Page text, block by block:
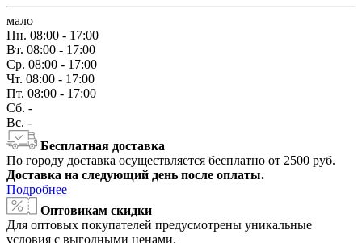
мало
Пн. 08:00 - 17:00
Вт. 08:00 - 17:00
Ср. 08:00 - 17:00
Чт. 08:00 - 17:00
Пт. 08:00 - 17:00
Сб. -
Вс. -
Бесплатная доставка
По городу доставка осуществляется бесплатно от 2500 руб.
Доставка на следующий день после оплаты.
Подробнее
Оптовикам скидки
Для оптовых покупателей предусмотрены уникальные
условия с выгодными ценами.